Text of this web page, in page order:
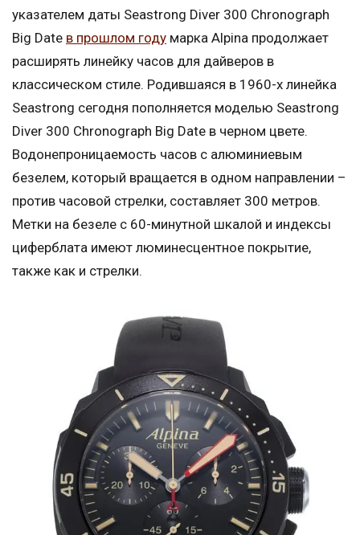
указателем даты Seastrong Diver 300 Chronograph
Big Date в прошлом году марка Alpina продолжает
расширять линейку часов для дайверов в
классическом стиле. Родившаяся в 1960-х линейка
Seastrong сегодня пополняется моделью Seastrong
Diver 300 Chronograph Big Date в черном цвете.
Водонепроницаемость часов с алюминиевым
безелем, который вращается в одном направлении –
против часовой стрелки, составляет 300 метров.
Метки на безеле с 60-минутной шкалой и индексы
циферблата имеют люминесцентное покрытие,
также как и стрелки.